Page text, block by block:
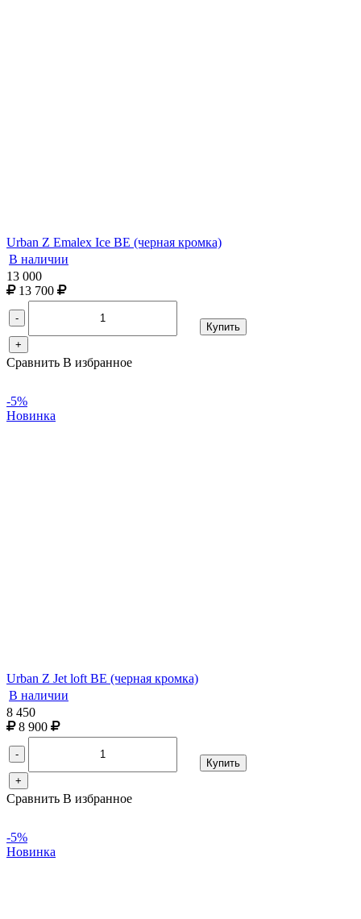
Urban Z Emalex Ice BE (черная кромка)
В наличии
13 000
13 700
-
+
Купить
Сравнить В избранное
-5%
Новинка
Urban Z Jet loft BE (черная кромка)
В наличии
8 450
8 900
-
+
Купить
Сравнить В избранное
-5%
Новинка